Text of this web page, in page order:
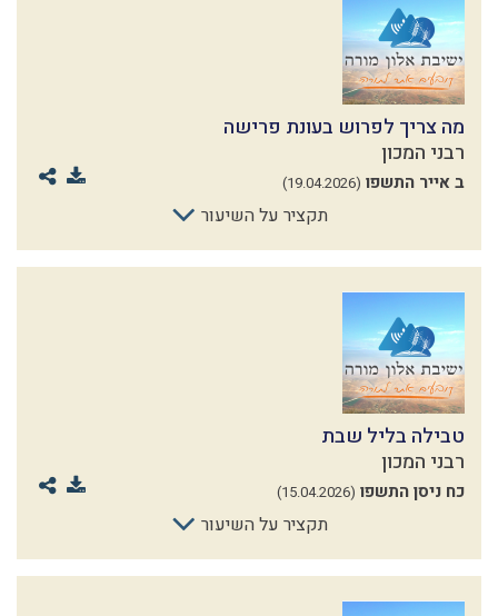
מה צריך לפרוש בעונת פרישה
רבני המכון
ב אייר התשפו (19.04.2026)
תקציר על השיעור
טבילה בליל שבת
רבני המכון
כח ניסן התשפו (15.04.2026)
תקציר על השיעור